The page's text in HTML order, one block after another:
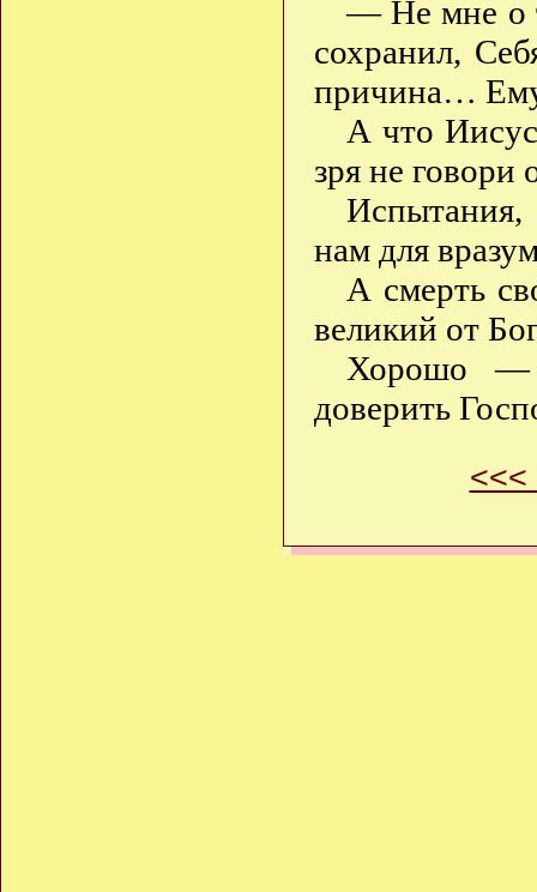
— Не мне о
сохранил,
причина…
А что
зря не
Испытания,
нам для
А смерть
великий от
Хорошо —
доверить
<<<